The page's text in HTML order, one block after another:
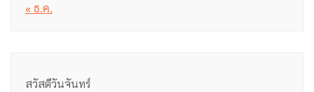
« ธ.ค.
สวัสดีวันจันทร์